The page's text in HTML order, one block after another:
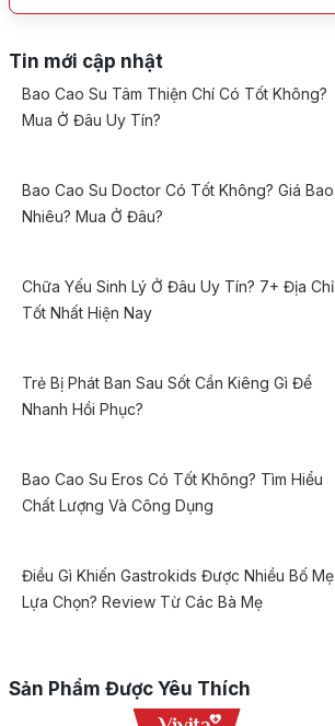
Tin mới cập nhật
Bao Cao Su Tâm Thiện Chí Có Tốt Không?
Mua Ở Đâu Uy Tín?
Bao Cao Su Doctor Có Tốt Không? Giá Bao
Nhiêu? Mua Ở Đâu?
Chữa Yếu Sinh Lý Ở Đâu Uy Tín? 7+ Địa Chỉ
Tốt Nhất Hiện Nay
Trẻ Bị Phát Ban Sau Sốt Cần Kiêng Gì Để
Nhanh Hồi Phục?
Bao Cao Su Eros Có Tốt Không? Tìm Hiểu
Chất Lượng Và Công Dụng
Điều Gì Khiến Gastrokids Được Nhiều Bố Mẹ
Lựa Chọn? Review Từ Các Bà Mẹ
Sản Phẩm Được Yêu Thích